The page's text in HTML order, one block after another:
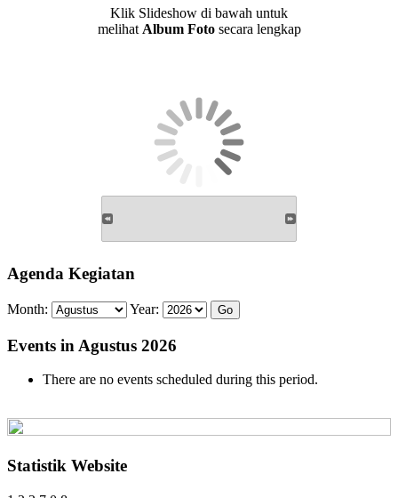
Klik Slideshow di bawah untuk
melihat Album Fotosecara lengkap
Agenda Kegiatan
Month: Year:
Events in Agustus 2026
There are no events scheduled during this period.
Statistik Website